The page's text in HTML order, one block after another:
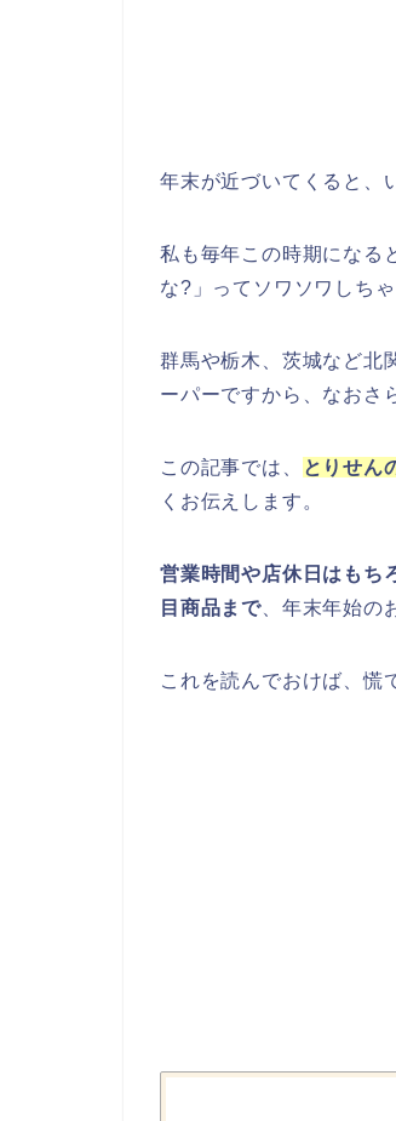
年末が近づいてくると、
私も毎年この時期になる
な?」ってソワソワしちゃ
群馬や栃木、茨城など北
ーパーですから、なおさ
この記事では、 とりせん
くお伝えします。
営業時間や店休日はもち
目商品まで 、年末年始
これを読んでおけば、慌